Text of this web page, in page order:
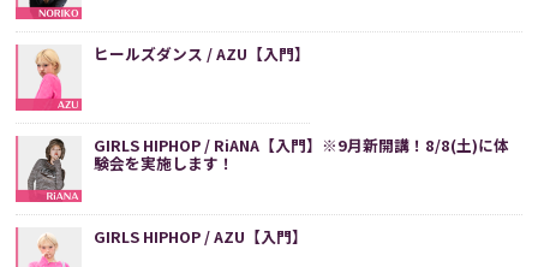
ヒールズダンス / AZU【入門】
GIRLS HIPHOP / RiANA【入門】※9月新開講！8/8(土)に体
験会を実施します！
GIRLS HIPHOP / AZU【入門】